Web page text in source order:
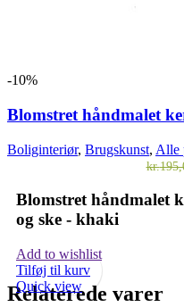
-10%
Blomstret håndmalet
Boliginteriør, Brugskunst, Alle
kr.
Blomstret håndmalet
og ske - khaki
Add to wishlist
Tilføj til kurv
Quick view
Relaterede varer